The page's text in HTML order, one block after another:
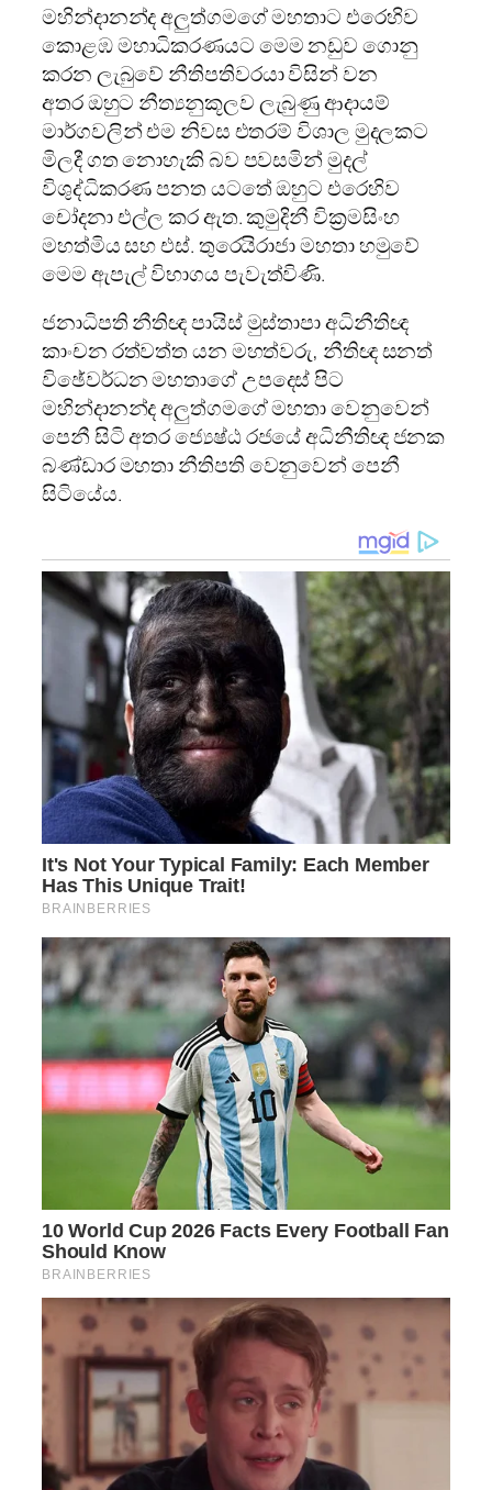
මහින්දානන්ද අලුත්ගමගේ මහතාට එරෙහිව
කොළඹ මහාධිකරණයට මෙම නඩුව ගොනු
කරන ලැබුවේ නීතිපතිවරයා විසින් වන
අතරඔහුට නීත්‍යනුකූලව ලැබුණු ආදායම්
මාර්ගවලින් එම නිවස එතරම් විශාල මුදලකට
මිලදී ගත නොහැකි බව පවසමින් මුදල්
විශුද්ධිකරණ පනත යටතේ ඔහුට එරෙහිව
චෝදනා එල්ල කර ඇත. කුමුදිනී වික්‍රමසිංහ
මහත්මිය සහ එස්‌. තුරෙයිරාජා මහතා හමුවේ
මෙම ඇපැල් විභාගය පැවැත්විණි.
ජනාධිපති නීතිඥ පායිස්‌ මුස්‌තාපා අධිනීතිඥ
කාංචන රත්වත්ත යන මහත්වරු, නීතිඥ සනත්
විඡේවර්ධන මහතාගේ උපදෙස්‌ පිට
මහින්දානන්ද අලුත්ගමගේ මහතා වෙනුවෙන්
පෙනී සිටි අතරජ්‍යෙෂ්ඨ රජයේ අධිනීතිඥ ජනක
බණ්‌ඩාර මහතා නීතිපති වෙනුවෙන් පෙනී
සිටියේය.